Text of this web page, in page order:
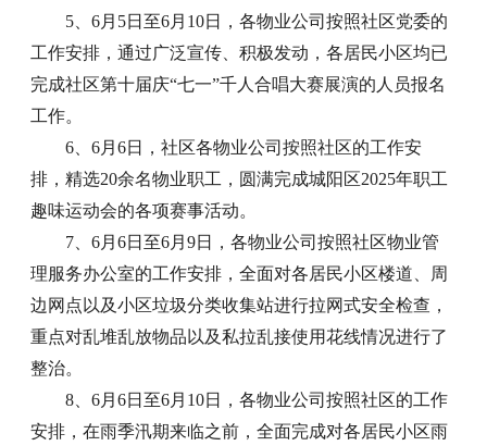
5、6月5日至6月10日，各物业公司按照社区党委的
工作安排，通过广泛宣传、积极发动，各居民小区均已
完成社区第十届庆“七一”千人合唱大赛展演的人员报名
工作。
6、6月6日，社区各物业公司按照社区的工作安
排，精选20余名物业职工，圆满完成城阳区2025年职工
趣味运动会的各项赛事活动。
7、6月6日至6月9日，各物业公司按照社区物业管
理服务办公室的工作安排，全面对各居民小区楼道、周
边网点以及小区垃圾分类收集站进行拉网式安全检查，
重点对乱堆乱放物品以及私拉乱接使用花线情况进行了
整治。
8、6月6日至6月10日，各物业公司按照社区的工作
安排，在雨季汛期来临之前，全面完成对各居民小区雨